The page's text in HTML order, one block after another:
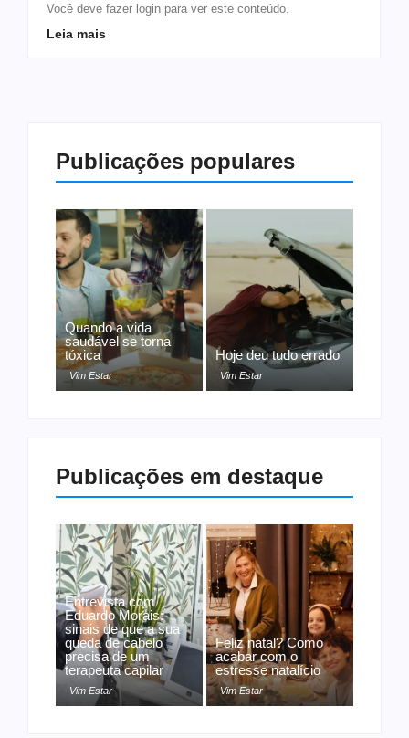
Você deve fazer login para ver este conteúdo.
Leia mais
Publicações populares
Quando a vida
saudável se torna
tóxica
Vim Estar
Hoje deu tudo errado
Vim Estar
Publicações em destaque
Entrevista com
Eduardo Morais:
sinais de que a sua
queda de cabelo
precisa de um
terapeuta capilar
Vim Estar
Feliz natal? Como
acabar com o
estresse natalício
Vim Estar